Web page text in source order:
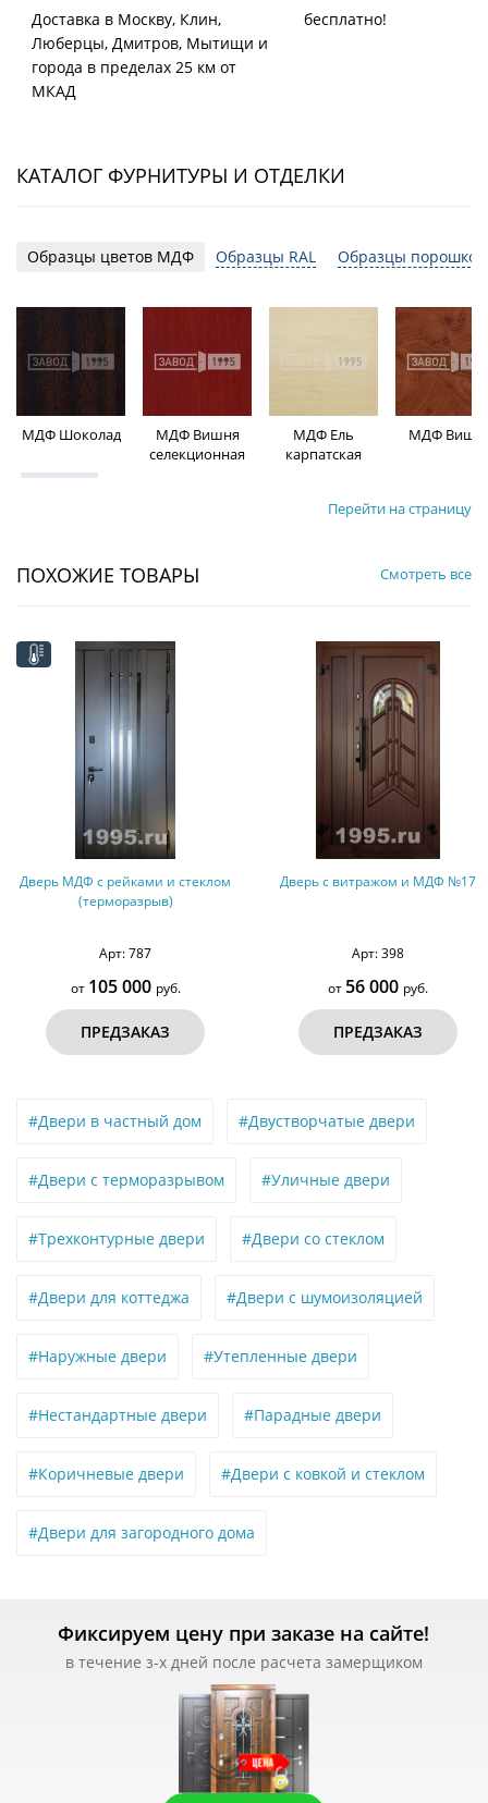
Доставка в Москву, Клин,
Люберцы, Дмитров, Мытищи и
города в пределах 25 км от
МКАД
бесплатно!
КАТАЛОГ ФУРНИТУРЫ И ОТДЕЛКИ
Образцы цветов МДФ Образцы RAL Образцы
МДФ Шоколад
МДФ Вишня
селекционная
МДФ Ель
карпатская
МДФ
Перейти на страницу
ПОХОЖИЕ ТОВАРЫ Смотреть все
и стеклом
руб.
Дверь с витражом и МДФ №17
ПРЕДЗАКАЗ
Дверь
#Двери в частный дом #Двустворчатые двери
#Двери с терморазрывом #Уличные двери
#Трехконтурные двери #Двери со стеклом
#Двери для коттеджа #Двери с шумоизоляцией
#Наружные двери #Утепленные двери
#Нестандартные двери #Парадные двери
#Коричневые двери #Двери с ковкой и стеклом
#Двери для загородного дома
Фиксируем цену при заказе на сайте!
в течение з-х дней после расчета замерщиком